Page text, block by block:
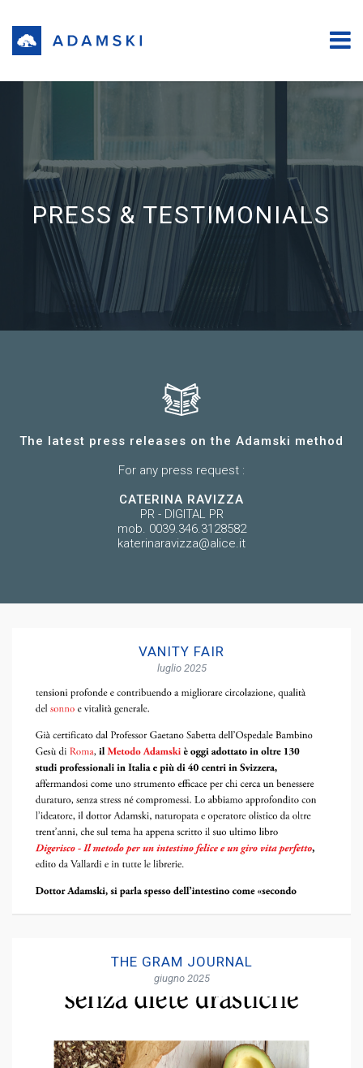
PRESS & TESTIMONIALS
The latest press releases on the Adamski method
For any press request :
CATERINA RAVIZZA
PR - DIGITAL PR
mob. 0039.346.3128582
katerinaravizza@alice.it
VANITY FAIR
luglio 2025
THE GRAM JOURNAL
giugno 2025